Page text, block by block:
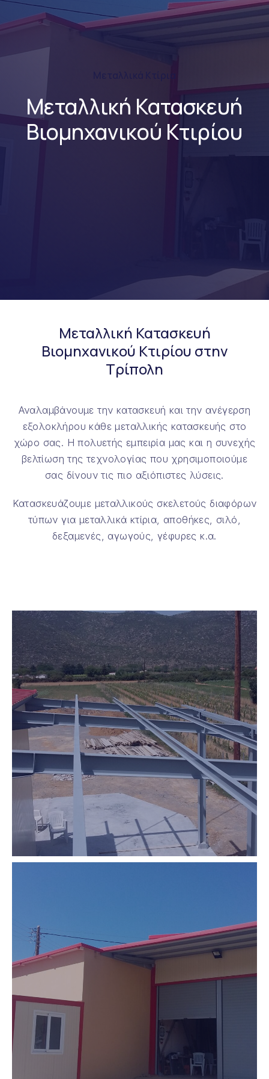
Μεταλλική Κατασκευή
Βιομηχανικού Κτιρίου
Μεταλλική Κατασκευή
Βιομηχανικού Κτιρίου στην
Τρίπολη
Αναλαμβάνουμε την κατασκευή και την ανέγερση
εξολοκλήρου κάθε μεταλλικής κατασκευής στο
χώρο σας. Η πολυετής εμπειρία μας και η συνεχής
βελτίωση της τεχνολογίας που χρησιμοποιούμε
σας δίνουν τις πιο αξιόπιστες λύσεις.
Κατασκευάζουμε μεταλλικούς σκελετούς διαφόρων
τύπων για μεταλλικά κτίρια, αποθήκες, σιλό,
δεξαμενές, αγωγούς, γέφυρες κ.α.